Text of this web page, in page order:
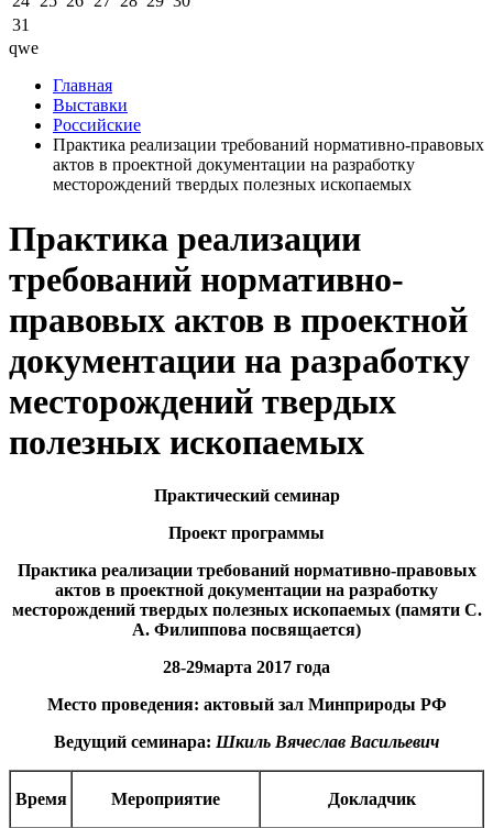
31
qwe
Главная
Выставки
Российские
Практика реализации требований нормативно-правовых
актов в проектной документации на разработку
месторождений твердых полезных ископаемых
Практика реализации
требований нормативно-
правовых актов в проектной
документации на разработку
месторождений твердых
полезных ископаемых
Практический семинар
Проект программы
Практика реализации требований нормативно-правовых
актов в проектной документации на разработку
месторождений твердых полезных ископаемых (памяти С.
А. Филиппова посвящается)
28-29марта 2017 года
Место проведения: актовый зал Минприроды РФ
Ведущий семинара: Шкиль Вячеслав Васильевич
Время Мероприятие Докладчик